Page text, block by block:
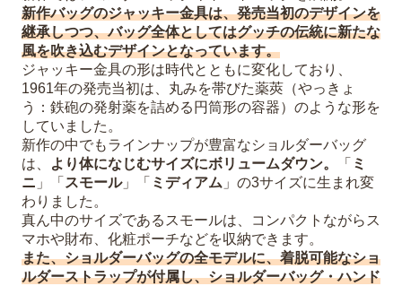
新作バッグのジャッキー金具は、発売当初のデザインを
継承しつつ、バッグ全体としてはグッチの伝統に新たな
風を吹き込むデザインとなっています。
ジャッキー金具の形は時代とともに変化しており、
1961年の発売当初は、丸みを帯びた薬莢（やっきょ
う：鉄砲の発射薬を詰める円筒形の容器）のような形を
していました。
新作の中でもラインナップが豊富なショルダーバッグ
は、
より体になじむサイズにボリュームダウン。 「 ミ
ニ 」「 スモール」「 ミディアム 」の3サイズに生まれ変
わりました。
真ん中のサイズであるスモールは、コンパクトながらス
マホや財布、化粧ポーチなどを収納できます。
また、ショルダーバッグの全モデルに、着脱可能なショ
ルダーストラップが付属し、ショルダーバッグ・ハンド